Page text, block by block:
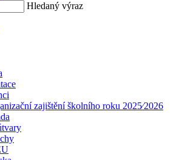
Hledaný výraz
zajištění školního roku 2025⁄2026